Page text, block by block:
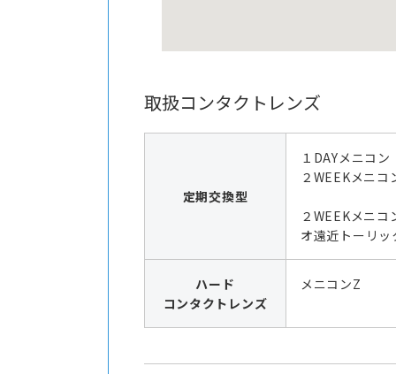
取扱コンタクトレンズ
定期交換型
１DAYメニコ
２WEEKメニ
２WEEKメニ
オ遠近トーリッ
ハード
コンタクトレンズ
メニコンZ